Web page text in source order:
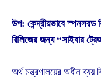
উপ: কেন্দ্রীয়ভাবে
রিলিজের জন্য “সাইবার
অর্থ মন্ত্রণালয়ের অধীন ব্যয়